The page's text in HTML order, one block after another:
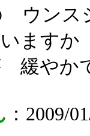
ンス
ますか
やかで
：2009/